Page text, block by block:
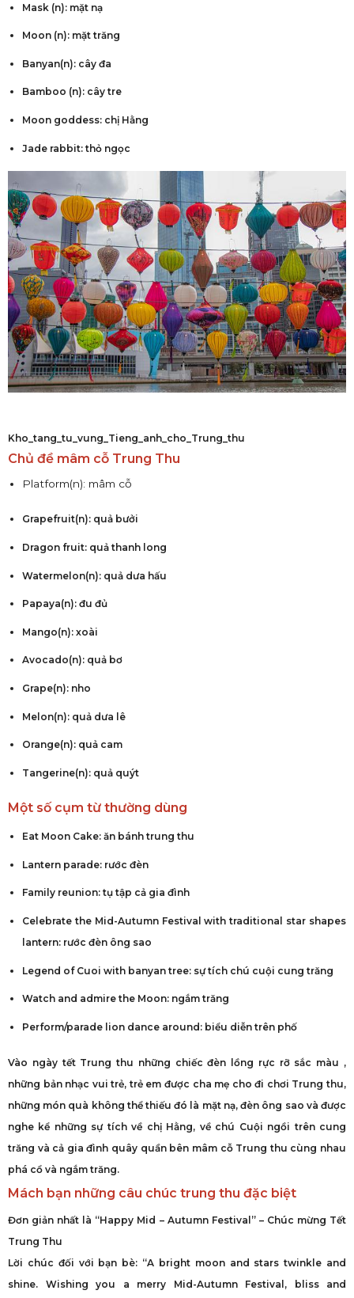
Mask (n): mặt nạ
Moon (n): mặt trăng
Banyan(n): cây đa
Bamboo (n): cây tre
Moon goddess: chị Hằng
Jade rabbit: thỏ ngọc
Kho_tang_tu_vung_Tieng_anh_cho_Trung_thu
Chủ đề mâm cỗ Trung Thu
Platform(n): mâm cỗ
Grapefruit(n): quả bưởi
Dragon fruit: quả thanh long
Watermelon(n): quả dưa hấu
Papaya(n): đu đủ
Mango(n): xoài
Avocado(n): quả bơ
Grape(n): nho
Melon(n): quả dưa lê
Orange(n): quả cam
Tangerine(n): quả quýt
Một số cụm từ thường dùng
Eat Moon Cake: ăn bánh trung thu
Lantern parade: rước đèn
Family reunion: tụ tập cả gia đình
Celebrate the Mid-Autumn Festival with traditional star shapes
lantern: rước đèn ông sao
Legend of Cuoi with banyan tree: sự tích chú cuội cung trăng
Watch and admire the Moon: ngắm trăng
Perform/parade lion dance around: biểu diễn trên phố
Vào ngày tết Trung thu những chiếc đèn lồng rực rỡ sắc màu ,
những bản nhạc vui trẻ, trẻ em được cha mẹ cho đi chơi Trung thu,
những món quà không thể thiếu đó là mặt nạ, đèn ông sao và được
nghe kể những sự tích về chị Hằng, về chú Cuội ngồi trên cung
trăng và cả gia đình quây quần bên mâm cỗ Trung thu cùng nhau
phá cổ và ngắm trăng.
Mách bạn những câu chúc trung thu đặc biệt
Đơn giản nhất là “Happy Mid – Autumn Festival” – Chúc mừng Tết
Trung Thu
Lời chúc đối với bạn bè: “A bright moon and stars twinkle and
shine. Wishing you a merry Mid-Autumn Festival, bliss and